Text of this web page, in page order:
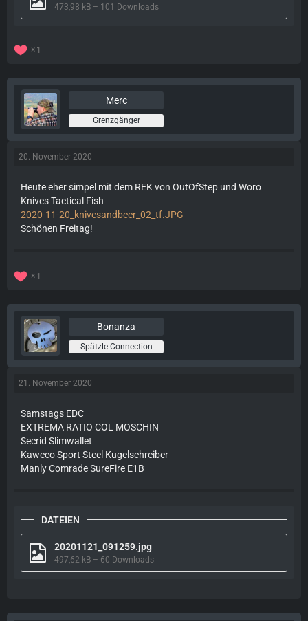
473,98 kB – 101 Downloads
1
Merc
Grenzgänger
20. November 2020
Heute eher simpel mit dem REK von OutOfStep und Woro
Knives Tactical Fish
2020-11-20_knivesandbeer_02_tf.JPG
Schönen Freitag!
1
Bonanza
Spätzle Connection
21. November 2020
Samstags EDC
EXTREMA RATIO COL MOSCHIN
Secrid Slimwallet
Kaweco Sport Steel Kugelschreiber
Manly Comrade SureFire E1B
DATEIEN
20201121_091259.jpg
497,62 kB – 60 Downloads